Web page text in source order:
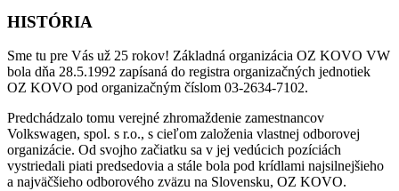
HISTÓRIA
Sme tu pre Vás už 25 rokov! Základná organizácia OZ KOVO VW
bola dňa 28.5.1992 zapísaná do registra organizačných jednotiek
OZ KOVO pod organizačným číslom 03-2634-7102.
Predchádzalo tomu verejné zhromaždenie zamestnancov
Volkswagen, spol. s r.o., s cieľom založenia vlastnej odborovej
organizácie. Od svojho začiatku sa v jej vedúcich pozíciách
vystriedali piati predsedovia a stále bola pod krídlami najsilnejšieho
a najväčšieho odborového zväzu na Slovensku, OZ KOVO.